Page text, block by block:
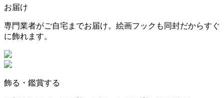
お届け
専門業者がご自宅までお届け。絵画フックも同封だからすぐ
に飾れます。
飾る・鑑賞する